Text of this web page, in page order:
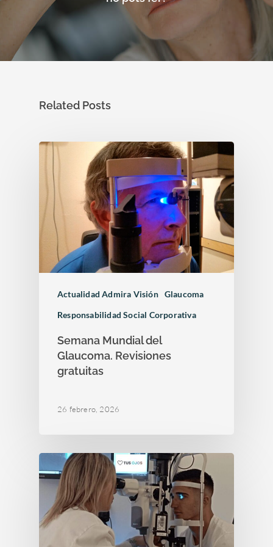
Related Posts
Actualidad Admira Visión Glaucoma
Responsabilidad Social Corporativa
Semana Mundial del
Glaucoma. Revisiones
gratuitas
26 febrero, 2026
Otras…
Sesiones clínicas